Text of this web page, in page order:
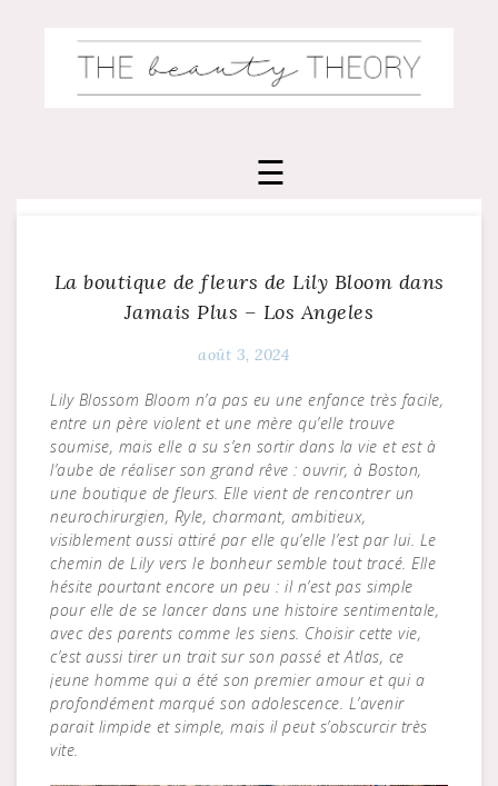
La boutique de fleurs de Lily Bloom dans
Jamais Plus – Los Angeles
août 3, 2024
Lily Blossom Bloom n’a pas eu une enfance très facile,
entre un père violent et une mère qu’elle trouve
soumise, mais elle a su s’en sortir dans la vie et est à
l’aube de réaliser son grand rêve : ouvrir, à Boston,
une boutique de fleurs. Elle vient de rencontrer un
neurochirurgien, Ryle, charmant, ambitieux,
visiblement aussi attiré par elle qu’elle l’est par lui. Le
chemin de Lily vers le bonheur semble tout tracé. Elle
hésite pourtant encore un peu : il n’est pas simple
pour elle de se lancer dans une histoire sentimentale,
avec des parents comme les siens. Choisir cette vie,
c’est aussi tirer un trait sur son passé et Atlas, ce
jeune homme qui a été son premier amour et qui a
profondément marqué son adolescence. L’avenir
parait limpide et simple, mais il peut s’obscurcir très
vite.